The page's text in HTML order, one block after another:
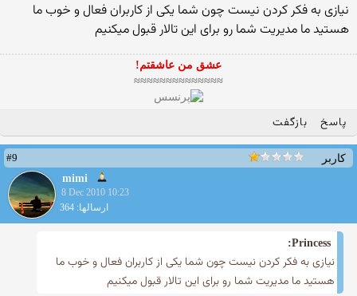
نیازی به فكر كردن نیست چون شما یكی از كاربران فعال و خوب ما
هستید ما مدیریت شما رو برای این تالار قبول میكنیم
عشق من عاشقتم!
≈≈≈≈≈≈≈≈≈≈≈≈≈≈
پاسخ بازگفت
کاربر
#9
mimi
8 Dec 2010 10:23
ارسالها: 364
Princess:
نیازی به فكر كردن نیست چون شما یكی از كاربران فعال و خوب ما
هستید ما مدیریت شما رو برای این تالار قبول میكنیم